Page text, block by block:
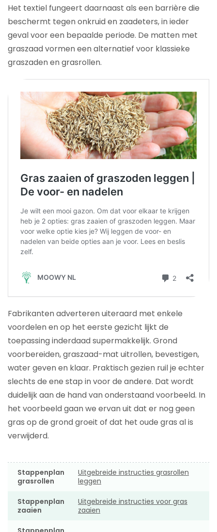
Het textiel fungeert daarnaast als een barrière die
beschermt tegen onkruid en zaadeters, in ieder
geval voor een bepaalde periode. De matten met
graszaad vormen een alternatief voor klassieke
graszaden en grasrollen.
Fabrikanten adverteren uiteraard met enkele
voordelen en op het eerste gezicht lijkt de
toepassing inderdaad supermakkelijk. Grond
voorbereiden, graszaad-mat uitrollen, bevestigen,
water geven en klaar. Praktisch gezien ruil je echter
slechts de ene stap in voor de andere. Dat wordt
duidelijk aan de hand van onderstaand voorbeeld. In
het voorbeeld gaan we ervan uit dat er nog geen
gras op de grond groeit of dat het oude gras al is
verwijderd.
Stappenplan
grasrollen
Uitgebreide instructies grasrollen
leggen
Stappenplan
zaaien
Uitgebreide instructies voor gras
zaaien